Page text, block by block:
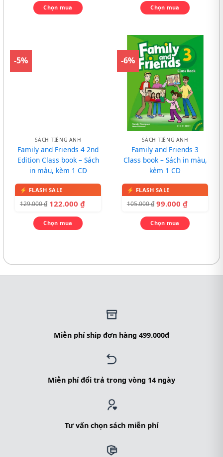
Chọn mua Chọn mua
-5%
SÁCH TIẾNG ANH
Family and Friends 4 2nd
Edition Class book – Sách
in màu, kèm 1 CD
129.000₫ 122.000 ₫
Chọn mua
-6%
SÁCH TIẾNG ANH
Family and Friends 3
Class book – Sách in màu,
kèm 1 CD
105.000₫ 99.000 ₫
Chọn mua
Miễn phí ship đơn hàng 499.000đ
Miễn phí đổi trả trong vòng 14 ngày
Tư vấn chọn sách miễn phí